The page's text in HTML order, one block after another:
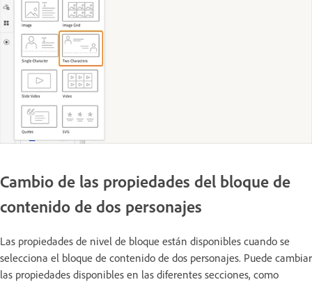
Cambio de las propiedades del bloque de
contenido de dos personajes
Las propiedades de nivel de bloque están disponibles cuando se
selecciona el bloque de contenido de dos personajes. Puede cambiar
las propiedades disponibles en las diferentes secciones, como